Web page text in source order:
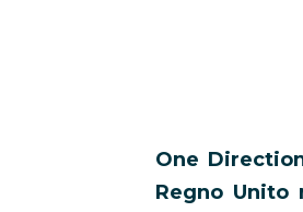
One
Regno Unito